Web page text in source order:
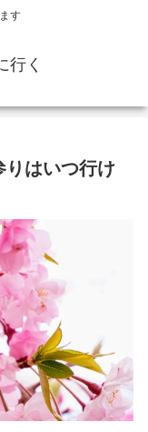
す
行く
りはいつ行け